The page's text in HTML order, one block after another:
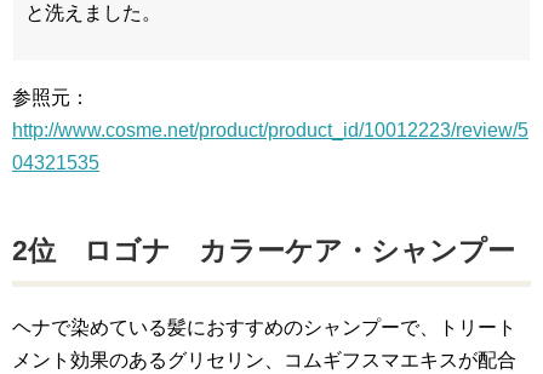
と洗えました。
参照元：
http://www.cosme.net/product/product_id/10012223/review/5
04321535
2位 ロゴナ カラーケア・シャンプー
ヘナで染めている髪におすすめのシャンプーで、トリート
メント効果のあるグリセリン、コムギフスマエキスが配合